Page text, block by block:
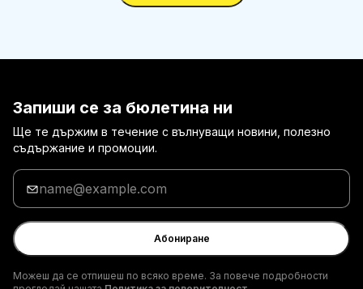
Запиши се за бюлетина ни
Ще те държим в течение с вълнуващи новини, полезно
съдържание и промоции.
Въведи
твоя
имейл
адрес
Абониране
Можеш да се отпишеш по всяко време. За повече подробности